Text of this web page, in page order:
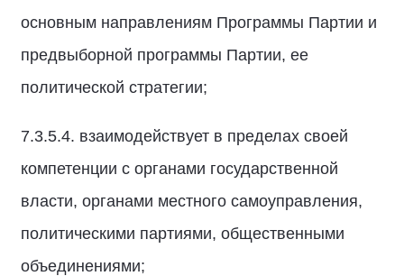
основным направлениям Программы Партии и
предвыборной программы Партии, ее
политической стратегии;
7.3.5.4. взаимодействует в пределах своей
компетенции с органами государственной
власти, органами местного самоуправления,
политическими партиями, общественными
объединениями;